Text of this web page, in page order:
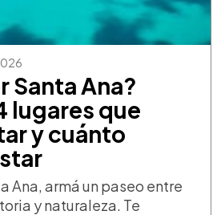
Santa Ana?
lugares que
y cuánto
Ana, armá un paseo entre
y naturaleza. Te